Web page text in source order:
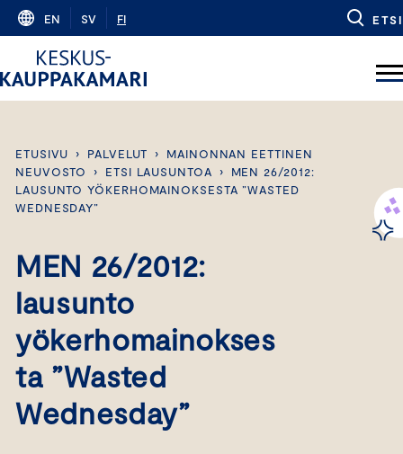
Skip
content
EN SV FI ETSI
ETUSIVU › PALVELUT ›
MAINONNAN EETTINEN
NEUVOSTO
› ETSI LAUSUNTOA ›
MEN 26/2012:
LAUSUNTO YÖKERHOMAINOKSESTA ”WASTED
WEDNESDAY”
MEN 26/2012:
lausunto
yökerhomainokses
ta ”Wasted
Wednesday”